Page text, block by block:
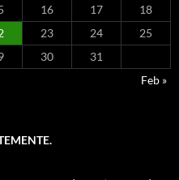
16 17
18
23 24
25
30
31
Feb »